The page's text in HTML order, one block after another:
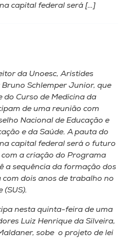
capital federal será […]
da Unoesc, Aristides
Schlemper Junior, que
Curso de Medicina da
de uma reunião com
Nacional de Educação e
e da Saúde. A pauta do
capital federal será o futuro
a criação do Programa
a sequência da formação dos
com dois anos de trabalho no
(SUS).
nesta quinta-feira de uma
Luiz Henrique da Silveira,
sobe o projeto de lei